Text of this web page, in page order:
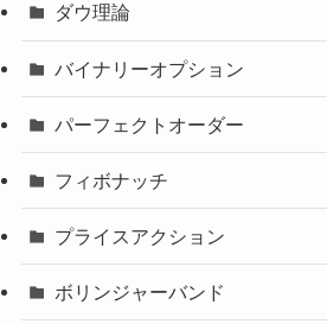
ダウ理論
バイナリーオプション
パーフェクトオーダー
フィボナッチ
プライスアクション
ボリンジャーバンド